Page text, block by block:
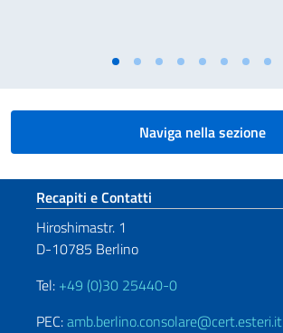
Naviga nella sezione
Sezione footer
Recapiti e Contatti
Hiroshimastr. 1
D-10785 Berlino
Tel: +49 (0)30 25440-0
PEC:amb.berlino.consolare@cert.esteri.it